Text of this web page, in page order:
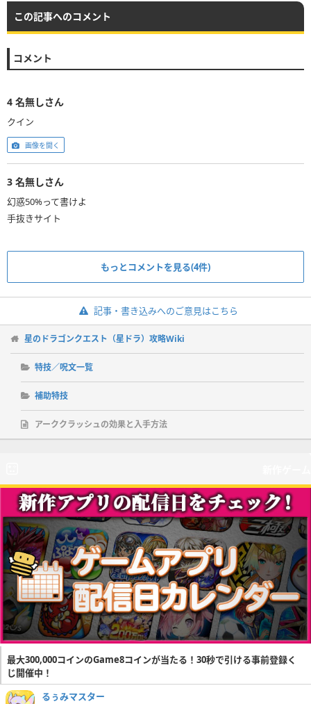
この記事へのコメント
コメント
4 名無しさん
クイン
画像を開く
3 名無しさん
幻惑50%って書けよ
手抜きサイト
もっとコメントを見る(4件)
記事・書き込みへのご意見はこちら
星のドラゴンクエスト（星ドラ）攻略Wiki
特技／呪文一覧
補助特技
アーククラッシュの効果と入手方法
最大300,000コインのGame8コインが当たる！30秒で引ける事前登録く
じ開催中！
るぅみマスター